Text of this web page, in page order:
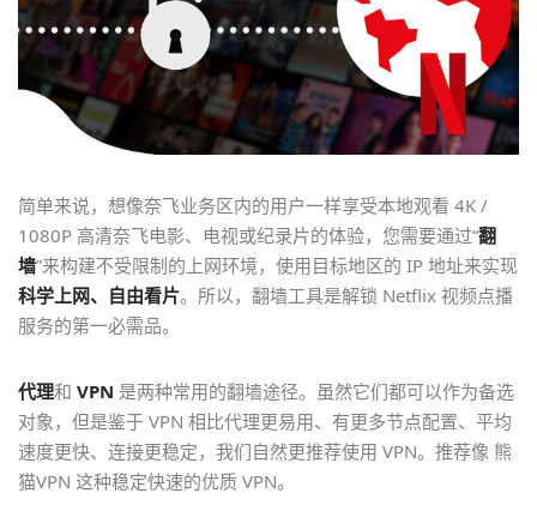
简单来说，想像奈飞业务区内的用户一样享受本地观看 4K /
1080P 高清奈飞电影、电视或纪录片的体验，您需要通过“翻
墙”来构建不受限制的上网环境，使用目标地区的 IP 地址来实现
科学上网、自由看片。所以，翻墙工具是解锁 Netflix 视频点播
服务的第一必需品。
代理和 VPN 是两种常用的翻墙途径。虽然它们都可以作为备选
对象，但是鉴于 VPN 相比代理更易用、有更多节点配置、平均
速度更快、连接更稳定，我们自然更推荐使用 VPN。推荐像 熊
猫VPN 这种稳定快速的优质 VPN。